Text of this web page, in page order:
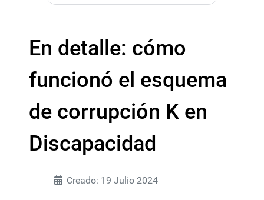
En detalle: cómo
funcionó el esquema
de corrupción K en
Discapacidad
Creado: 19 Julio 2024